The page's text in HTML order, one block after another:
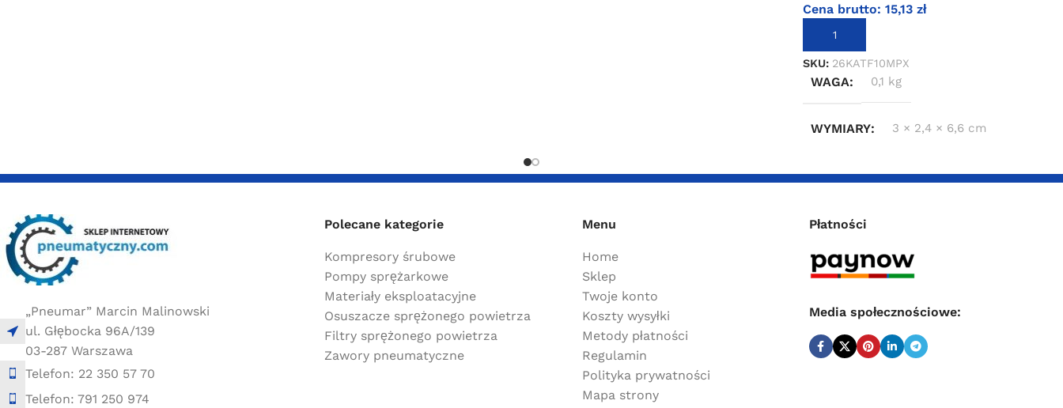
Cena brutto:15,13zł
DODAJ DO KOSZYKA
SKU: 26KATF10MPX
WAGA 0,1 kg
WYMIARY 3 × 2,4 × 6,6 cm
„Pneumar” Marcin Malinowski
ul. Głębocka 96A/139
03-287 Warszawa
Telefon: 22 350 57 70
Telefon: 791 250 974
Polecane kategorie
Kompresory śrubowe
Pompy sprężarkowe
Materiały eksploatacyjne
Osuszacze sprężonego powietrza
Filtry sprężonego powietrza
Zawory pneumatyczne
Menu
Home
Sklep
Twoje konto
Koszty wysyłki
Metody płatności
Regulamin
Polityka prywatności
Mapa strony
Płatności
Media społecznościowe: